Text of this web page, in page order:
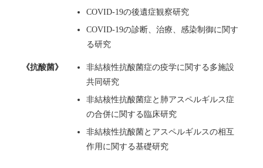
COVID-19の後遺症観察研究
COVID-19の診断、治療、感染制御に関す
る研究
《抗酸菌》
非結核性抗酸菌症の疫学に関する多施設
共同研究
非結核性抗酸菌症と肺アスペルギルス症
の合併に関する臨床研究
非結核性抗酸菌とアスペルギルスの相互
作用に関する基礎研究